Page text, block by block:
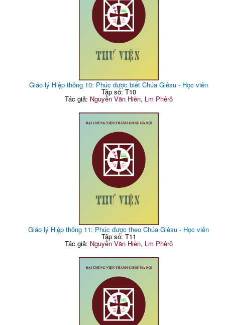
Giáo lý Hiệp thông 10: Phúc được biết Chúa Giêsu - Học viên
Tập số: T10
Tác giả: Nguyễn Văn Hiền, Lm Phêrô
Giáo lý Hiệp thông 11: Phúc được theo Chúa Giêsu - Học viên
Tập số: T11
Tác giả: Nguyễn Văn Hiền, Lm Phêrô